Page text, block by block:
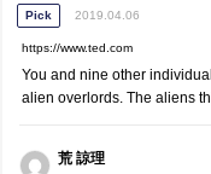
Pick 2019.04.06
https://www.ted.com
You and nine other
alien overlords. The aliens
荒 諒理